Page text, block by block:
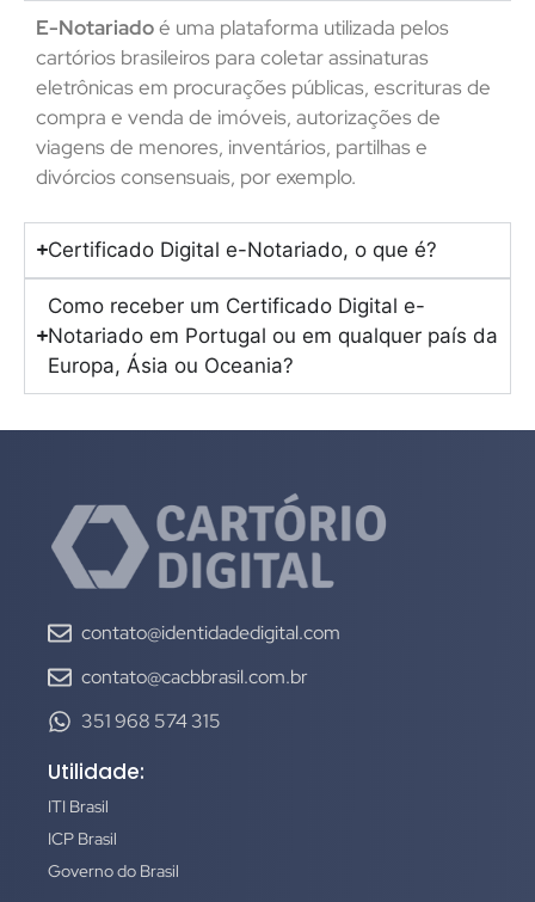
E-Notariadoé uma plataforma utilizada pelos
cartórios brasileiros para coletar assinaturas
eletrônicas em procurações públicas, escrituras de
compra e venda de imóveis, autorizações de
viagens de menores, inventários, partilhas e
divórcios consensuais, por exemplo.
Certificado Digital e-Notariado, o que é?
Como receber um Certificado Digital e-
Notariado em Portugal ou em qualquer país da
Europa, Ásia ou Oceania?
contato@identidadedigital.com
contato@cacbbrasil.com.br
351 968 574 315
Utilidade:
ITI Brasil
ICP Brasil
Governo do Brasil